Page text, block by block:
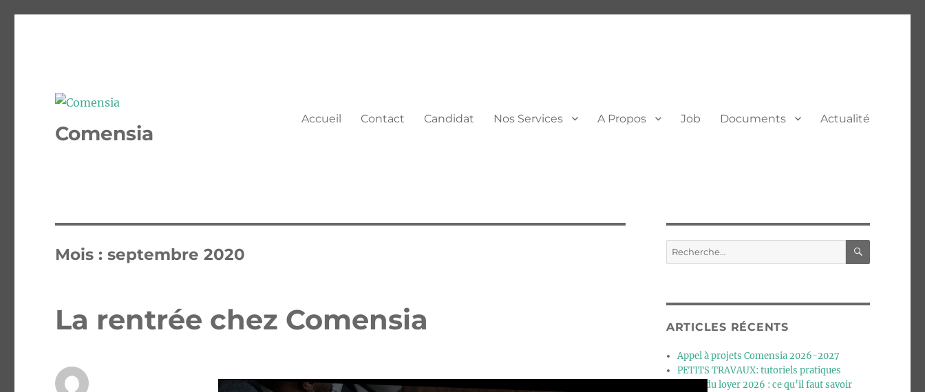
Comensia
Accueil Contact Candidat Nos Services A Propos Job Documents Actualité
Mois :septembre 2020
La rentrée chez Comensia ARTICLES RÉCENTS
Appel à projets Comensia 2026-2027
PETITS TRAVAUX: tutoriels pratiques
Calcul du loyer 2026 : ce qu’il faut savoir